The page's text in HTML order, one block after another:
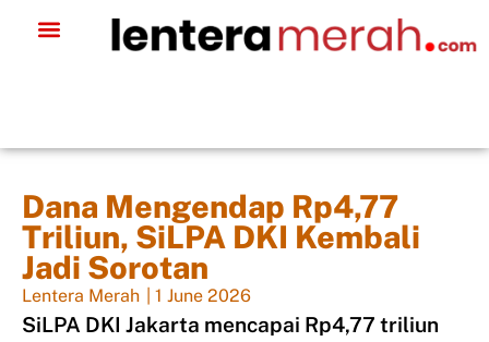
Dana Mengendap Rp4,77
Triliun, SiLPA DKI Kembali
Jadi Sorotan
Lentera Merah 1 June 2026
SiLPA DKI Jakarta mencapai Rp4,77 triliun